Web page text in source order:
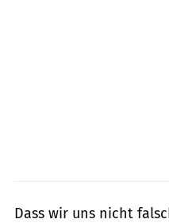
Dass wir uns nicht